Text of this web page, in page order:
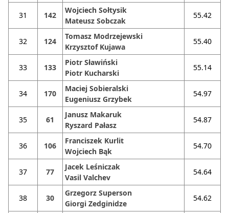
31 142
Wojciech Sołtysik
Mateusz Sobczak
55.42
32 124
Tomasz Modrzejewski
Krzysztof Kujawa
55.40
33 133
Piotr Sławiński
Piotr Kucharski
55.14
34 170
Maciej Sobieralski
Eugeniusz Grzybek
54.97
35 61
Janusz Makaruk
Ryszard Pałasz
54.87
36 106
Franciszek Kurlit
Wojciech Bąk
54.70
37 77
Jacek Leśniczak
Vasil Valchev
54.64
38 30
Grzegorz Superson
Giorgi Zedginidze
54.62